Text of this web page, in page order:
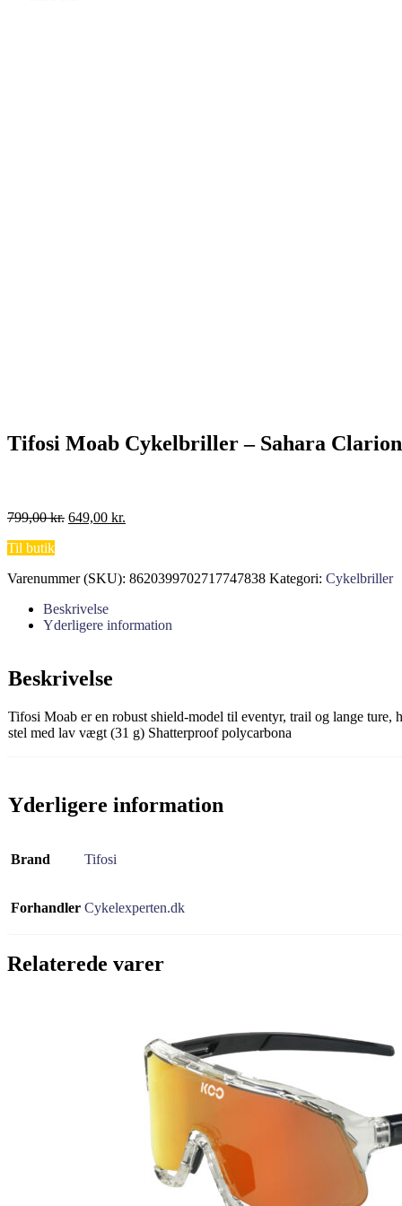
Tifosi Moab Cykelbriller – Sahara
799,00kr. Den
799,00 kr..
649,00 kr.
649,00 kr..
Til butik
Varenummer (SKU): 8620399702717747838 Kategori: Cykelbriller
Beskrivelse
Yderligere information
Beskrivelse
Tifosi Moab er en robust shield-model til eventyr, trail og lange
stel med lav vægt (31 g) Shatterproof polycarbona
Yderligere information
Brand Tifosi
Forhandler Cykelexperten.dk
Relaterede varer